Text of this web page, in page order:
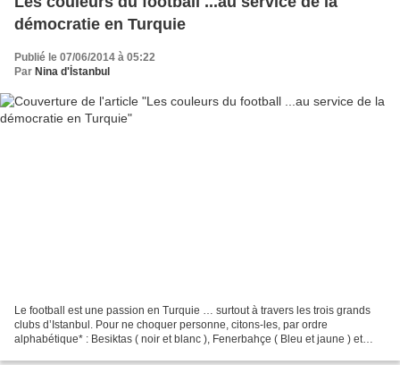
démocratie en Turquie
Publié le 07/06/2014 à 05:22
Par Nina d'İstanbul
Le football est une passion en Turquie … surtout à travers les trois grands
clubs d’Istanbul. Pour ne choquer personne, citons-les, par ordre
alphabétique* : Besiktas ( noir et blanc ), Fenerbahçe ( Bleu et jaune ) et